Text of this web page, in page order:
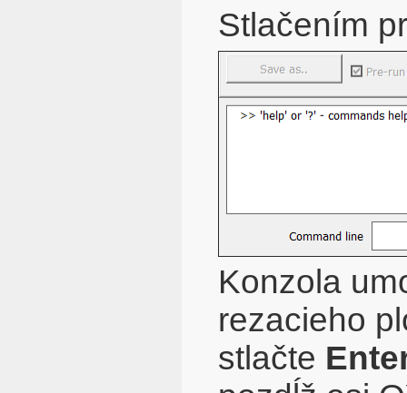
Stlačením
Konzola
rezacieho
stlačte